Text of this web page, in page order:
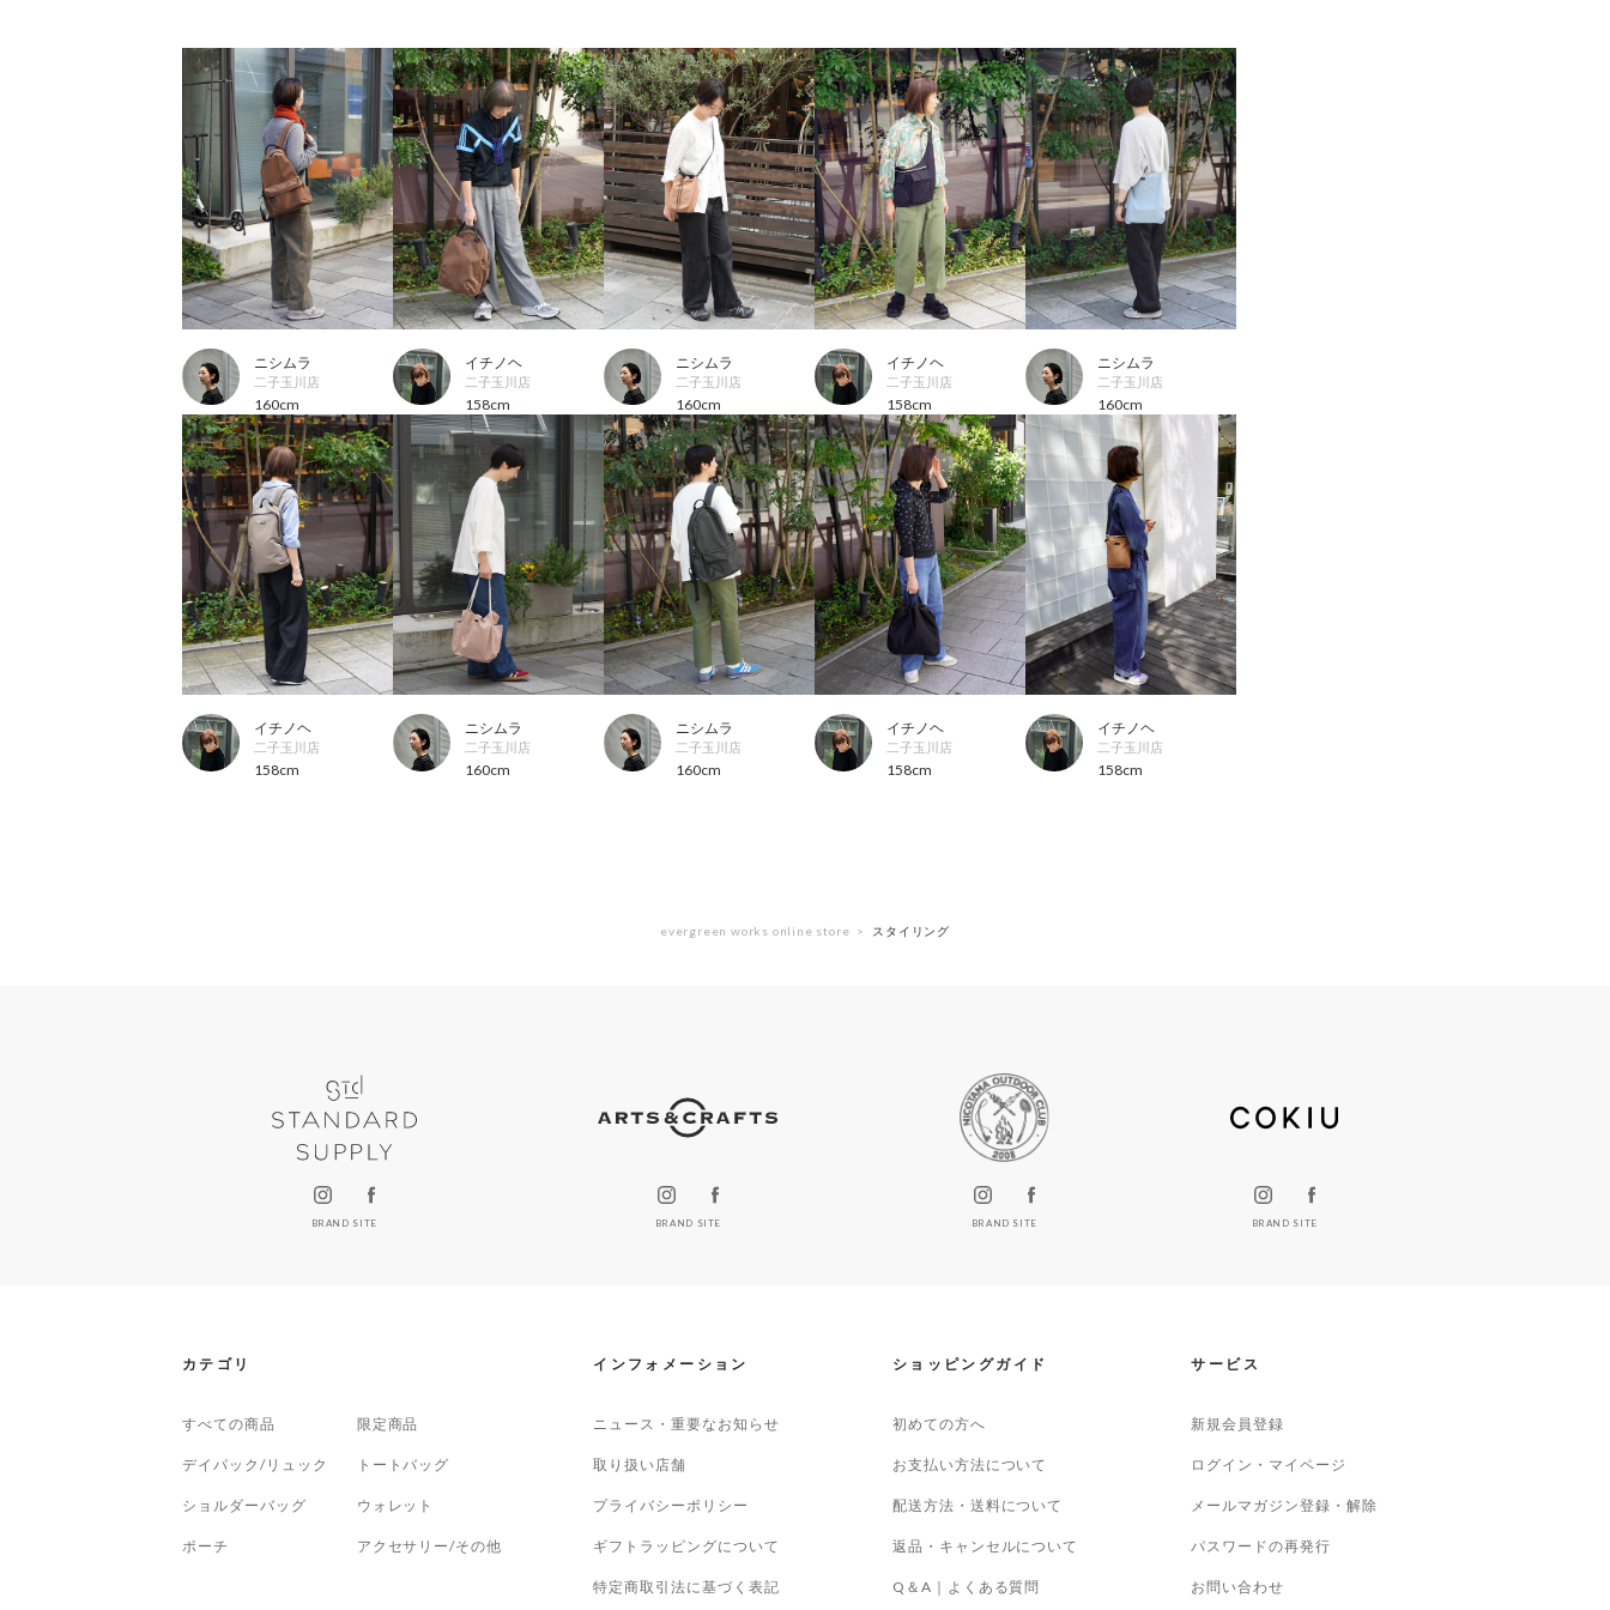
ニシムラ
二子玉川店
160cm
イチノヘ
二子玉川店
158cm
ニシムラ
二子玉川店
160cm
イチノヘ
二子玉川店
158cm
ニシムラ
二子玉川店
160cm
イチノヘ
二子玉川店
158cm
ニシムラ
二子玉川店
160cm
ニシムラ
二子玉川店
160cm
イチノヘ
二子玉川店
158cm
イチノヘ
二子玉川店
158cm
evergreen works online store スタイリング
BRAND SITE BRAND SITE BRAND SITE BRAND SITE
カテゴリ
すべての商品 限定商品
デイパック/リュック トートバッグ
ショルダーバッグ ウォレット
ポーチ アクセサリー/その他
インフォメーション
ニュース・重要なお知らせ
取り扱い店舗
プライバシーポリシー
ギフトラッピングについて
特定商取引法に基づく表記
ショッピングガイド
初めての方へ
お支払い方法について
配送方法・送料について
返品・キャンセルについて
Q＆A｜よくある質問
サービス
新規会員登録
ログイン・マイページ
メールマガジン登録・解除
パスワードの再発行
お問い合わせ